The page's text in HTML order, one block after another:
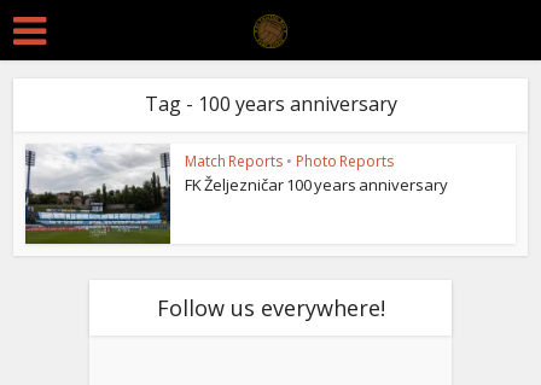
Tag - 100 years anniversary
Match Reports • Photo Reports
FK Željezničar 100 years anniversary
Follow us everywhere!